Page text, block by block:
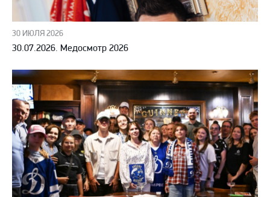
30 ИЮЛЯ 2026
30.07.2026. Медосмотр 2026